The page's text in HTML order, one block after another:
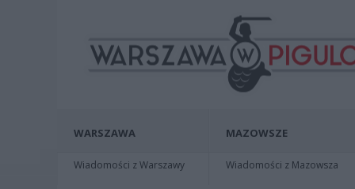
WARSZAWA
Wiadomości z Warszawy
MAZOWSZE
Wiadomości z Mazowsza